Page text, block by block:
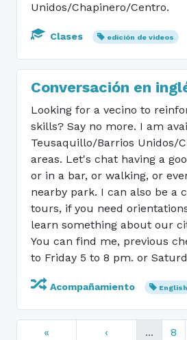
Unidos/Chapinero/Centro.
Clases edición de videos
Conversación en
Looking for a vecino to
skills? Say no more. I am
Teusaquillo/Barrios Unidos/
areas. Let's chat having a
or in a bar, or walking, or
nearby park. I can also be a
tours, if you need
learn something about our
You can find me, previous
to Friday 5 to 8 pm. or
Acompañamiento English
«
‹
... 8